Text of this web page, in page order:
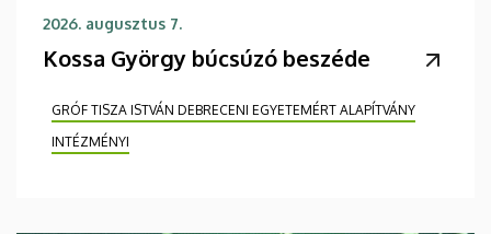
2026. augusztus 7.
Kossa György búcsúzó beszéde
GRÓF TISZA ISTVÁN DEBRECENI EGYETEMÉRT ALAPÍTVÁNY
INTÉZMÉNYI